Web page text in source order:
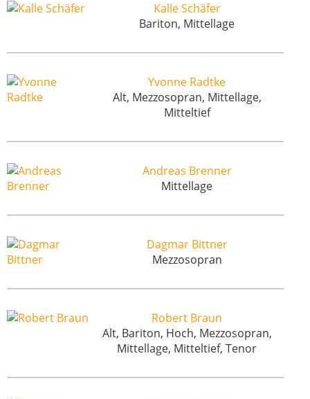
Kalle Schäfer
Bariton, Mittellage
Yvonne Radtke
Alt, Mezzosopran, Mittellage,
Mitteltief
Andreas Brenner
Mittellage
Dagmar Bittner
Mezzosopran
Robert Braun
Alt, Bariton, Hoch, Mezzosopran,
Mittellage, Mitteltief, Tenor